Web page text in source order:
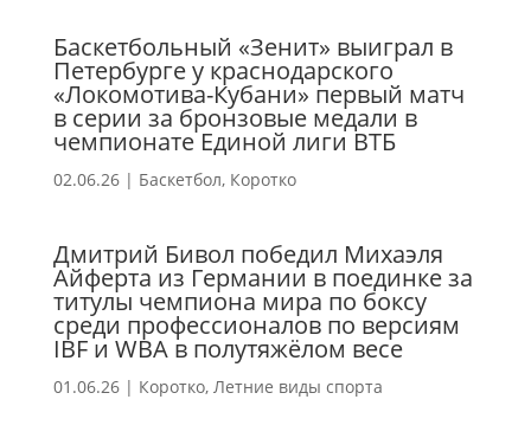
Баскетбольный «Зенит» выиграл в
Петербурге у краснодарского
«Локомотива-Кубани» первый матч
в серии за бронзовые медали в
чемпионате Единой лиги ВТБ
02.06.26| Баскетбол, Коротко
Дмитрий Бивол победил Михаэля
Айферта из Германии в поединке за
титулы чемпиона мира по боксу
среди профессионалов по версиям
IBF и WBA в полутяжёлом весе
01.06.26| Коротко, Летние виды спорта